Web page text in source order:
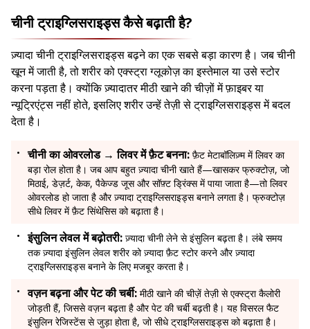
चीनी ट्राइग्लिसराइड्स कैसे बढ़ाती है?
ज़्यादा चीनी ट्राइग्लिसराइड्स बढ़ने का एक सबसे बड़ा कारण है। जब चीनी
खून में जाती है, तो शरीर को एक्स्ट्रा ग्लूकोज़ का इस्तेमाल या उसे स्टोर
करना पड़ता है। क्योंकि ज़्यादातर मीठी खाने की चीज़ों में फ़ाइबर या
न्यूट्रिएंट्स नहीं होते, इसलिए शरीर उन्हें तेज़ी से ट्राइग्लिसराइड्स में बदल
देता है।
चीनी का ओवरलोड → लिवर में फ़ैट बनना: फ़ैट मेटाबॉलिज़्म में लिवर का
बड़ा रोल होता है। जब आप बहुत ज़्यादा चीनी खाते हैं—खासकर फ्रुक्टोज़, जो
मिठाई, डेज़र्ट, केक, पैकेज्ड जूस और सॉफ़्ट ड्रिंक्स में पाया जाता है—तो लिवर
ओवरलोड हो जाता है और ज़्यादा ट्राइग्लिसराइड्स बनाने लगता है। फ्रुक्टोज़
सीधे लिवर में फ़ैट सिंथेसिस को बढ़ाता है।
इंसुलिन लेवल में बढ़ोतरी: ज़्यादा चीनी लेने से इंसुलिन बढ़ता है। लंबे समय
तक ज़्यादा इंसुलिन लेवल शरीर को ज़्यादा फ़ैट स्टोर करने और ज़्यादा
ट्राइग्लिसराइड्स बनाने के लिए मजबूर करता है।
वज़न बढ़ना और पेट की चर्बी: मीठी खाने की चीज़ें तेज़ी से एक्स्ट्रा कैलोरी
जोड़ती हैं, जिससे वज़न बढ़ता है और पेट की चर्बी बढ़ती है। यह विसरल फैट
इंसुलिन रेजिस्टेंस से जुड़ा होता है, जो सीधे ट्राइग्लिसराइड्स को बढ़ाता है।